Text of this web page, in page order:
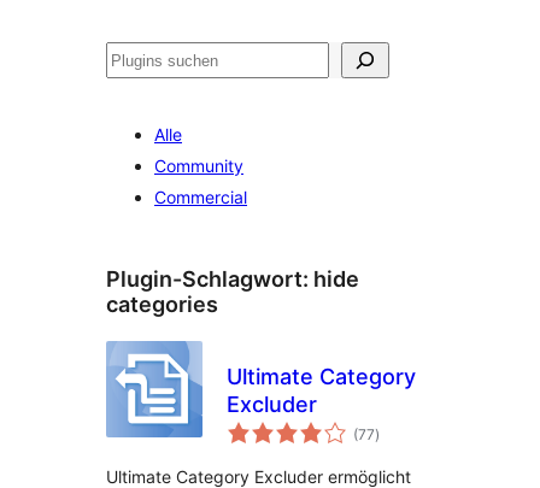
Suchen
Alle
Community
Commercial
Plugin-Schlagwort: hide
categories
Ultimate Category
Excluder
(77Bewertungen
insgesamt
)
Ultimate Category Excluder ermöglicht